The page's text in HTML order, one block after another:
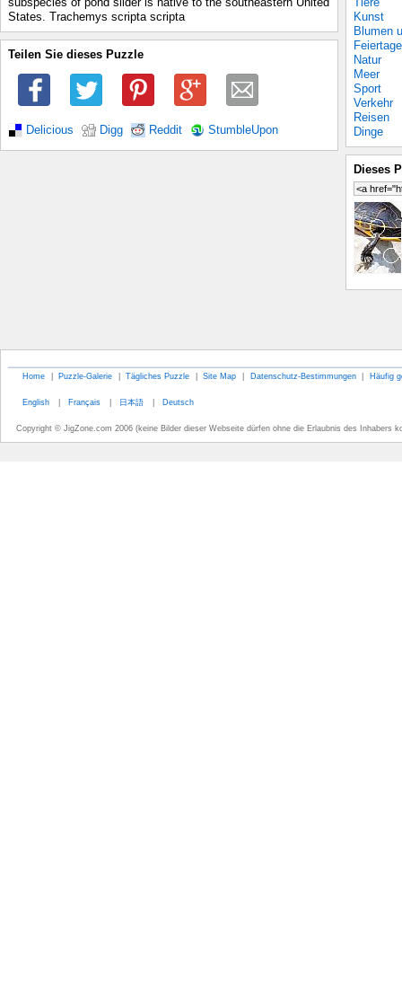
States. Trachemys scripta scripta
Teilen Sie dieses Puzzle
Delicious Digg Reddit StumbleUpon
Kunst
Blumen
Feiertage
Natur
Meer
Sport
Verkehr
Reisen
Dinge
Dieses
Home | Puzzle-Galerie | Tägliches Puzzle | Site Map | Datenschutz-Bestimmungen | Häufig
English | Français | 日本語 | Deutsch
Copyright © JigZone.com 2006 (keine Bilder dieser Webseite dürfen ohne die Erlaubnis des Inhabers